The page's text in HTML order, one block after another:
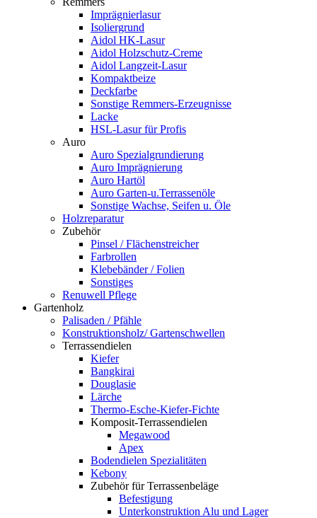
Imprägnierlasur
Isoliergrund
Aidol HK-Lasur
Aidol Holzschutz-Creme
Aidol Langzeit-Lasur
Kompaktbeize
Deckfarbe
Sonstige Remmers-Erzeugnisse
Lacke
HSL-Lasur für Profis
Auro
Auro Spezialgrundierung
Auro Imprägnierung
Auro Hartöl
Auro Garten-u.Terrassenöle
Sonstige Wachse, Seifen u. Öle
Holzreparatur
Zubehör
Pinsel / Flächenstreicher
Farbrollen
Klebebänder / Folien
Sonstiges
Renuwell Pflege
Gartenholz
Palisaden / Pfähle
Konstruktionsholz/ Gartenschwellen
Terrassendielen
Kiefer
Bangkirai
Douglasie
Lärche
Thermo-Esche-Kiefer-Fichte
Komposit-Terrassendielen
Megawood
Apex
Bodendielen Spezialitäten
Kebony
Zubehör für Terrassenbeläge
Befestigung
Unterkonstruktion Alu und Lager